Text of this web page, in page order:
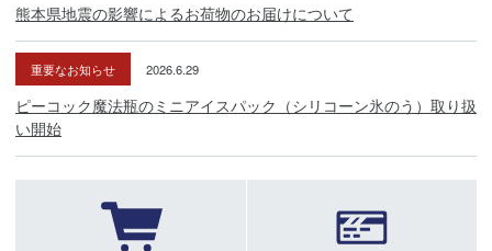
熊本県地震の影響によるお荷物のお届けについて
重要なお知らせ 2026.6.29
ピーコック魔法瓶のミニアイスパック（シリコーン氷のう）取り扱
い開始